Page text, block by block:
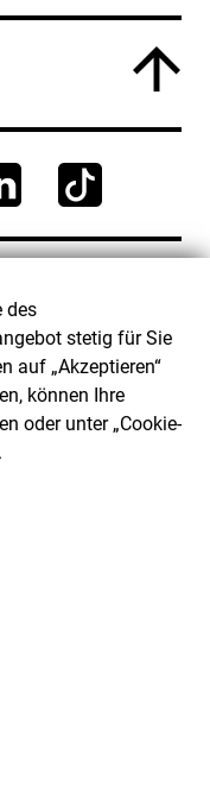
des
stetig für Sie
auf „Akzeptieren“
können Ihre
oder unter „Cookie-
(0) 201 24681 444
Uhr)
schreiben